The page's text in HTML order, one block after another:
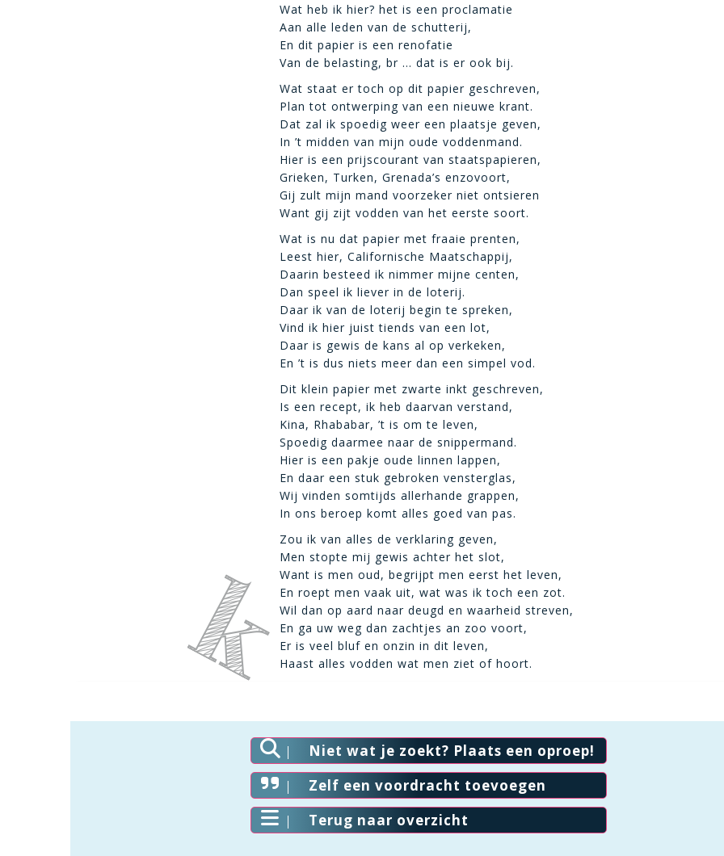
Wat heb ik hier? het is een proclamatie
Aan alle leden van de schutterij,
En dit papier is een renofatie
Van de belasting, br … dat is er ook bij.
Wat staat er toch op dit papier geschreven,
Plan tot ontwerping van een nieuwe krant.
Dat zal ik spoedig weer een plaatsje geven,
In ’t midden van mijn oude voddenmand.
Hier is een prijscourant van staatspapieren,
Grieken, Turken, Grenada’s enzovoort,
Gij zult mijn mand voorzeker niet ontsieren
Want gij zijt vodden van het eerste soort.
Wat is nu dat papier met fraaie prenten,
Leest hier, Californische Maatschappij,
Daarin besteed ik nimmer mijne centen,
Dan speel ik liever in de loterij.
Daar ik van de loterij begin te spreken,
Vind ik hier juist tiends van een lot,
Daar is gewis de kans al op verkeken,
En ’t is dus niets meer dan een simpel vod.
Dit klein papier met zwarte inkt geschreven,
Is een recept, ik heb daarvan verstand,
Kina, Rhababar, ’t is om te leven,
Spoedig daarmee naar de snippermand.
Hier is een pakje oude linnen lappen,
En daar een stuk gebroken vensterglas,
Wij vinden somtijds allerhande grappen,
In ons beroep komt alles goed van pas.
Zou ik van alles de verklaring geven,
Men stopte mij gewis achter het slot,
Want is men oud, begrijpt men eerst het leven,
En roept men vaak uit, wat was ik toch een zot.
Wil dan op aard naar deugd en waarheid streven,
En ga uw weg dan zachtjes an zoo voort,
Er is veel bluf en onzin in dit leven,
Haast alles vodden wat men ziet of hoort.
Niet wat je zoekt? Plaats een oproep!
Zelf een voordracht toevoegen
Terug naar overzicht